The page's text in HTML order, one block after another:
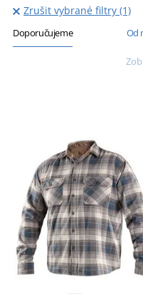
Zrušit vybrané filtry (1)
Doporučujeme Od